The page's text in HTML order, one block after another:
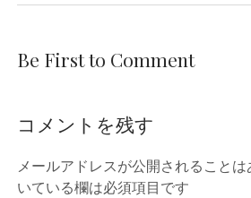
Be First to Comment
コメントを残す
メールアドレスが公開されることは
いている欄は必須項目です